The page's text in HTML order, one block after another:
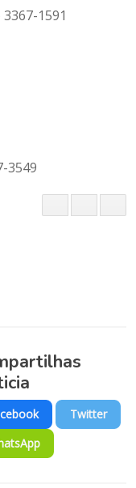
1591
3549
Twitter